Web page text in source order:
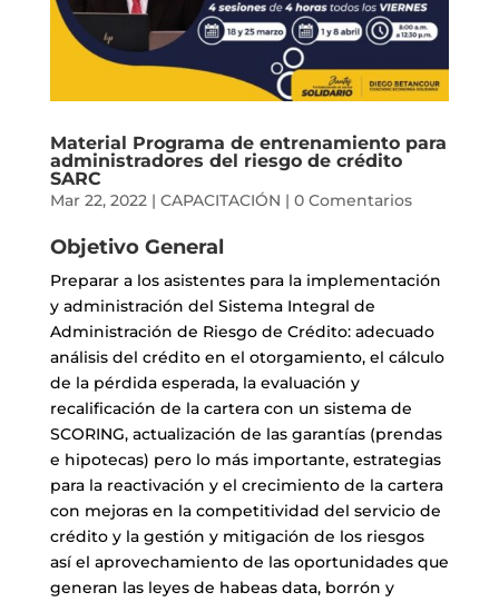
Material Programa de entrenamiento para
administradores del riesgo de crédito
SARC
Mar 22, 2022| CAPACITACIÓN | 0 Comentarios
Objetivo General
Preparar a los asistentes para la implementación
y administración del Sistema Integral de
Administración de Riesgo de Crédito: adecuado
análisis del crédito en el otorgamiento, el cálculo
de la pérdida esperada, la evaluación y
recalificación de la cartera con un sistema de
SCORING, actualización de las garantías (prendas
e hipotecas) pero lo más importante, estrategias
para la reactivación y el crecimiento de la cartera
con mejoras en la competitividad del servicio de
crédito y la gestión y mitigación de los riesgos
así el aprovechamiento de las oportunidades que
generan las leyes de habeas data, borrón y